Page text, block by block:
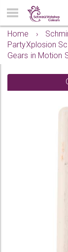
Home
›
PartyXplosion
Gears in Motion